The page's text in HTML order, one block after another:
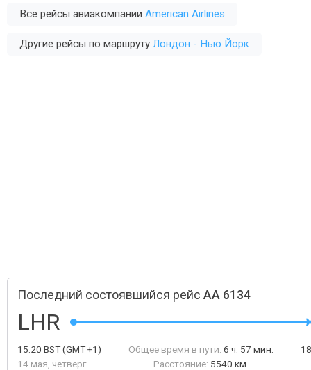
Все рейсы авиакомпании American Airlines
Другие рейсы по маршруту Лондон - Нью Йорк
Последний состоявшийся рейс AA 6134
LHR
15:20 BST(GMT +1)
14 мая, четверг
Общее время в пути: 6 ч. 57 мин.
Расстояние: 5540 км.